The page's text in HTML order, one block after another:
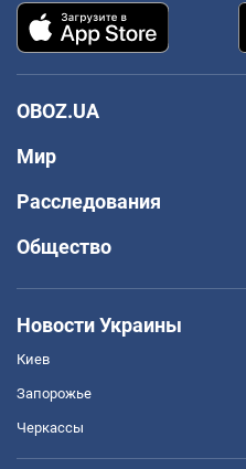
OBOZ.UA
Мир
Расследования
Общество
Новости Украины
Киев
Запорожье
Черкассы